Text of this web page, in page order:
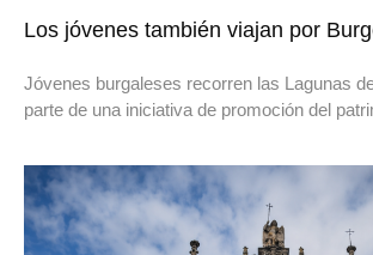
Los jóvenes también viajan por
Jóvenes burgaleses recorren las Lagunas
parte de una iniciativa de promoción del